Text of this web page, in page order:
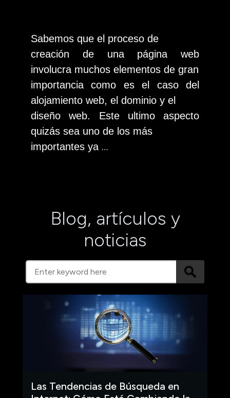
Sabemos que el proceso de
creación de una página web
involucra muchos elementos de gran
importancia como es el caso del
alojamiento web, el dominio y el
diseño web. Este ultimo aspecto
quizás sea uno de los más
importantes ya …
Blog, artículos y
noticias
Las Tendencias de Búsqueda en